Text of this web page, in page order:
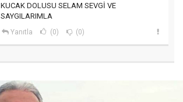
KUCAK DOLUSU SELAM SEVGİ VE
SAYGILARIMLA
Yanıtla (0) (0)